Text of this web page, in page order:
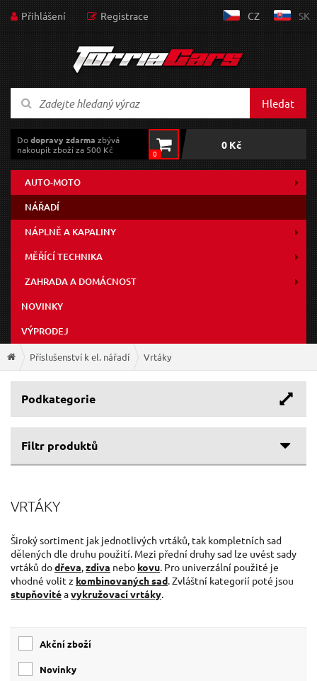
Přihlášení Registrace CZ SK
Hledat
Dodopravy zdarma zbývá
nakoupit zboží za 500 Kč
0
0 Kč
AUTO-MOTO
NÁŘADÍ
NÁPLNĚ A KAPALINY
MĚŘÍCÍ TECHNIKA
ZAHRADA A DOMÁCNOST
NOVINKY
VÝPRODEJ
Příslušenství k el. nářadí Vrtáky
Podkategorie
Filtr produktů
Výrobce
EXTOL-PREMIUM (164)
GEKO(69)
EXTOL-CRAFT(25)
BOSCH(5)
0 mm 1 000 mm
Průměr
0 mm
Uchycení
SDS-Max
kov(120)
VRTÁKY
Široký sortiment jak jednotlivých vrtáků, tak kompletních sad
dělených dle druhu použití. Mezi přední druhy sad lze uvést sady
vrtáků dodřeva,zdiva nebo kovu. Pro univerzální použité je
vhodné volit z kombinovaných sad. Zvláštní kategorií poté jsou
stupňovitéavykružovací vrtáky.
Akční zboží
Novinky